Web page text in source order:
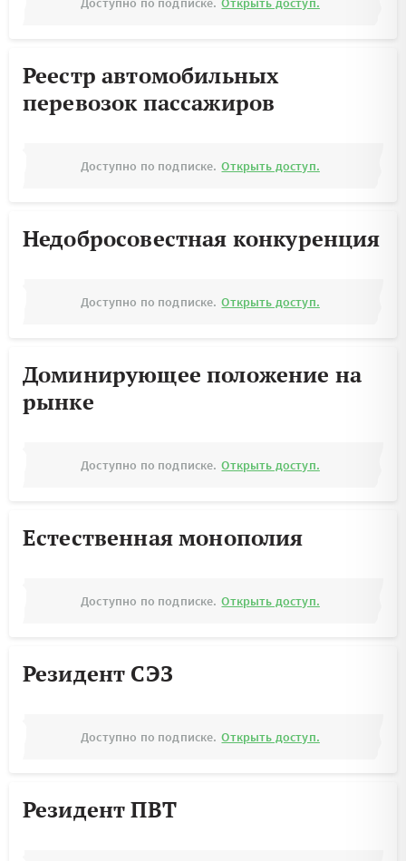
Реестр автомобильных
перевозок пассажиров
Доступно по подписке. Открыть доступ.
Недобросовестная конкуренция
Доступно по подписке. Открыть доступ.
Доминирующее положение на
рынке
Доступно по подписке. Открыть доступ.
Естественная монополия
Доступно по подписке. Открыть доступ.
Резидент СЭЗ
Доступно по подписке. Открыть доступ.
Резидент ПВТ